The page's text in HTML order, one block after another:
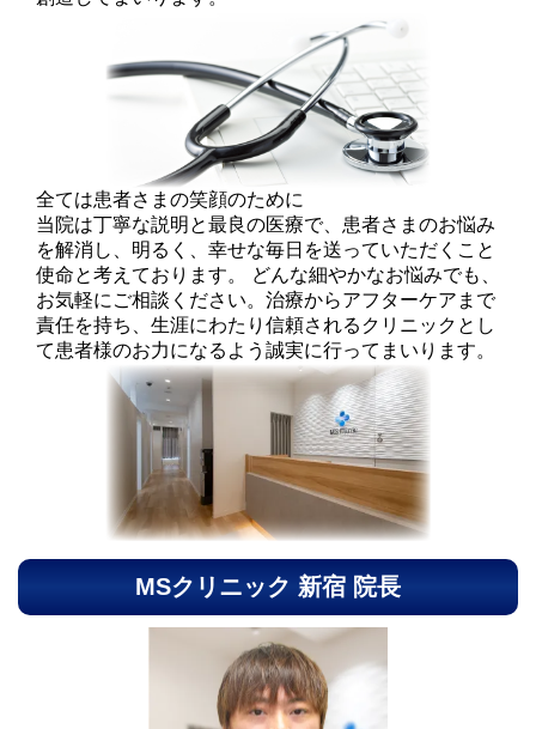
全ては患者さまの笑顔のために
当院は丁寧な説明と最良の医療で、患者さまのお悩み
を解消し、明るく、幸せな毎日を送っていただくこと
使命と考えております。 どんな細やかなお悩みでも、
お気軽にご相談ください。治療からアフターケアまで
責任を持ち、生涯にわたり信頼されるクリニックとし
て患者様のお力になるよう誠実に行ってまいります。
MSクリニック 新宿 院長